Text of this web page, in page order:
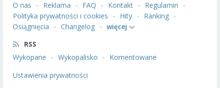
O nas
Reklama FAQ Kontakt
Regulamin
Polityka prywatności i cookies
Hity
Ranking
Osiągnięcia
Changelog
więcej
RSS
Wykopane
Wykopalisko
Komentowane
Ustawienia prywatności